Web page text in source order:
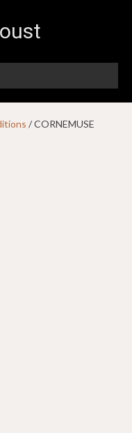
/ CORNEMUSE